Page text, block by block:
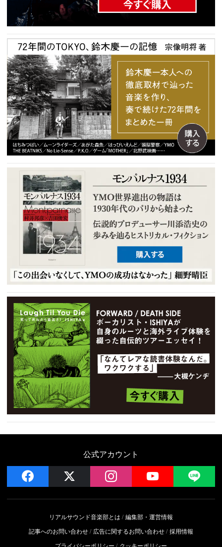
公式アカウント
facebook instagram YouTube
リアルサウンド音楽部とは
編集部・運営情報
記事へのお問い合わせ
広告に関するお問い合わせ 採用情報
プライバシーポリシー
クッキーポリシー